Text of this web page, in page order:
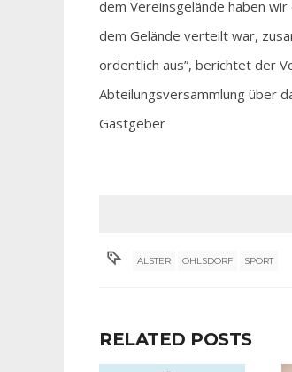
dem Vereinsgelände haben
dem Gelände verteilt war,
ordentlich aus”, berichtet der
Abteilungsversammlung über
Gastgeber
ALSTER OHLSDORF SPORT
RELATED POSTS